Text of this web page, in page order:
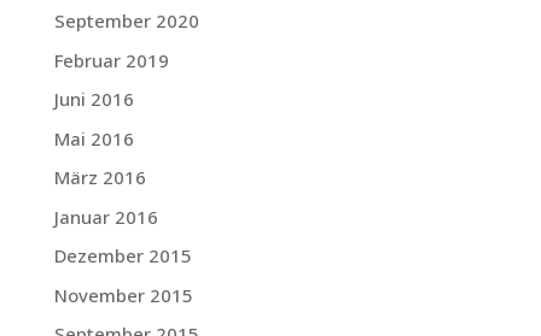
September 2020
Februar 2019
Juni 2016
Mai 2016
März 2016
Januar 2016
Dezember 2015
November 2015